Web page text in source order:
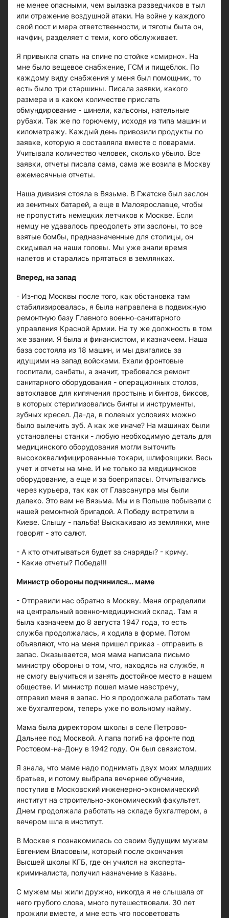
не менее опасными, чем вылазка разведчиков в тыл
или отражение воздушной атаки. На войне у каждого
свой пост и мера ответственности, и тяготы быта он,
начфин, разделяет с теми, кого обслуживает.
Я привыкла спать на спине по стойке «смирно». На
мне было вещевое снабжение, ГСМ и пищеблок. По
каждому виду снабжения у меня был помощник, то
есть было три старшины. Писала заявки, какого
размера и в каком количестве прислать
обмундирование - шинели, кальсоны, нательные
рубахи. Так же по горючему, исходя из типа машин и
километражу. Каждый день привозили продукты по
заявке, которую я составляла вместе с поварами.
Учитывала количество человек, сколько убыло. Все
заявки, отчеты писала сама, сама же возила в Москву
ежемесячные отчеты.
Наша дивизия стояла в Вязьме. В Гжатске был заслон
из зенитных батарей, а еще в Малоярославце, чтобы
не пропустить немецких летчиков к Москве. Если
немцу не удавалось преодолеть эти заслоны, то все
взятые бомбы, предназначенные для столицы, он
скидывал на наши головы. Мы уже знали время
налетов и старались прятаться в землянках.
Вперед, на запад
- Из-под Москвы после того, как обстановка там
стабилизировалась, я была направлена в подвижную
ремонтную базу Главного военно-санитарного
управления Красной Армии. На ту же должность в том
же звании. Я была и финансистом, и казначеем. Наша
база состояла из 18 машин, и мы двигались за
идущими на запад войсками. Ехали фронтовые
госпитали, санбаты, а значит, требовался ремонт
санитарного оборудования - операционных столов,
автоклавов для кипячения простынь и бинтов, биксов,
в которых стерилизовались бинты и инструменты,
зубных кресел. Да-да, в полевых условиях можно
было вылечить зуб. А как же иначе? На машинах были
установлены станки - любую необходимую деталь для
медицинского оборудования могли выточить
высококвалифицированные токари, шлифовщики. Весь
учет и отчеты на мне. И не только за медицинское
оборудование, а еще и за боеприпасы. Отчитывались
через курьера, так как от Главсанупра мы были
далеко. Это вам не Вязьма. Мы и в Польше побывали с
нашей ремонтной бригадой. А Победу встретили в
Киеве. Слышу - пальба! Выскакиваю из землянки, мне
говорят - это салют.
- А кто отчитываться будет за снаряды? - кричу.
- Какие отчеты? Победа!!!
Министр обороны подчинился… маме
- Отправили нас обратно в Москву. Меня определили
на центральный военно-медицинский склад. Там я
была казначеем до 8 августа 1947 года, то есть
служба продолжалась, я ходила в форме. Потом
объявляют, что на меня пришел приказ - отправить в
запас. Оказывается, моя мама написала письмо
министру обороны о том, что, находясь на службе, я
не смогу выучиться и занять достойное место в нашем
обществе. И министр пошел маме навстречу,
отправил меня в запас. Но я продолжала работать там
же бухгалтером, теперь уже по вольному найму.
Мама была директором школы в селе Петрово-
Дальнее под Москвой. А папа погиб на фронте под
Ростовом-на-Дону в 1942 году. Он был связистом.
Я знала, что маме надо поднимать двух моих младших
братьев, и потому выбрала вечернее обучение,
поступив в Московский инженерно-экономический
институт на строительно-экономический факультет.
Днем продолжала работать на складе бухгалтером, а
вечером шла в институт.
В Москве я познакомилась со своим будущим мужем
Евгением Власовым, который после окончания
Высшей школы КГБ, где он учился на эксперта-
криминалиста, получил назначение в Казань.
С мужем мы жили дружно, никогда я не слышала от
него грубого слова, много путешествовали. 30 лет
прожили вместе, и мне есть что посоветовать